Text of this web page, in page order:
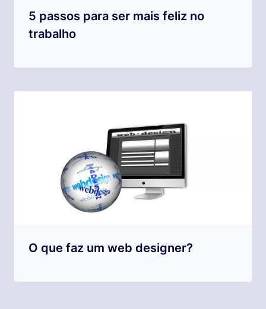
5 passos para ser mais feliz no
trabalho
O que faz um web designer?